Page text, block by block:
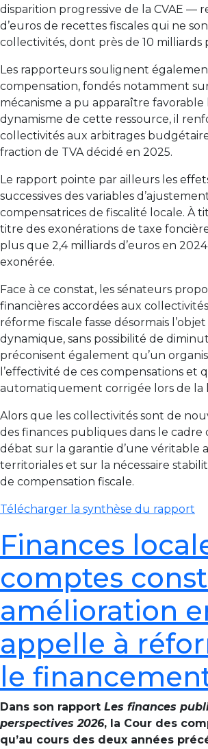
disparition progressive de la CVAE —
d’euros de recettes fiscales qui ne
collectivités, dont près de 10
Les rapporteurs soulignent
compensation, fondés notamment
mécanisme a pu apparaître favorable
dynamisme de cette ressource, il
collectivités aux arbitrages
fraction de TVA décidé en 2025.
Le rapport pointe par ailleurs les
successives des variables
compensatrices de fiscalité locale. À
titre des exonérations de taxe
plus que 2,4 milliards d’euros en
exonérée.
Face à ce constat, les sénateurs
financières accordées aux
réforme fiscale fasse désormais
dynamique, sans possibilité de
préconisent également qu’un
l’effectivité de ces compensations
automatiquement corrigée lors de la
Alors que les collectivités sont de
des finances publiques dans le
débat sur la garantie d’une véritable
territoriales et sur la nécessaire
de compensation fiscale.
Télécharger la synthèse du rapport
Finances
comptes
amélioration
appelle à
le
Dans son rapport Les finances
perspectives 2026, la Cour des
qu’au cours des deux années